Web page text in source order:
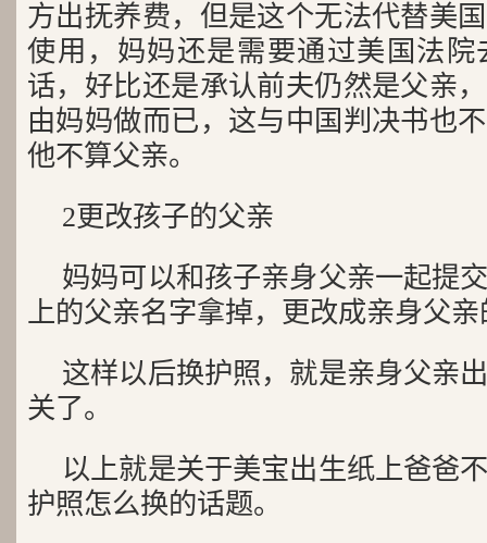
方出抚养费，但是这个无法代替美
使用，妈妈还是需要通过美国法
话，好比还是承认前夫仍然是父亲
由妈妈做而已，这与中国判决书也
他不算父亲。
2更改孩子的父亲
妈妈可以和孩子亲身父亲一起提
上的父亲名字拿掉，更改成亲身父
这样以后换护照，就是亲身父亲
关了。
以上就是关于美宝出生纸上爸爸
护照怎么换的话题。